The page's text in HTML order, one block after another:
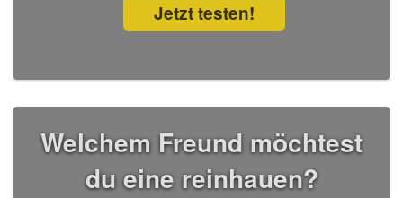
Jetzt testen!
Welchem Freund möchtest
du eine reinhauen?